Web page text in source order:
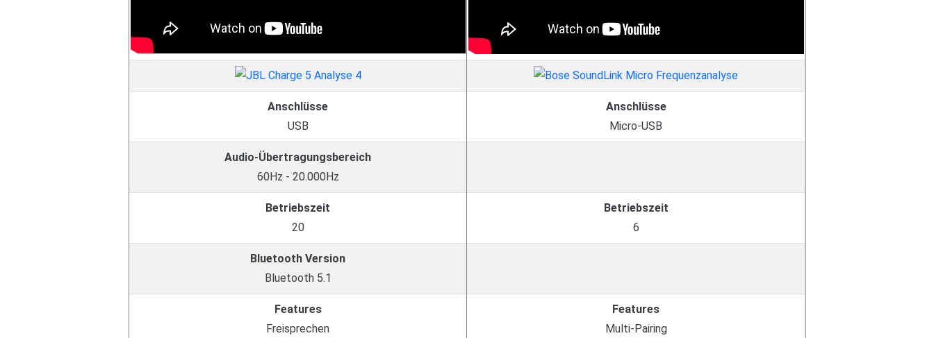
Anschlüsse
USB
Anschlüsse
Micro-USB
Audio-Übertragungsbereich
60Hz - 20.000Hz
Betriebszeit
20
Betriebszeit
6
Bluetooth Version
Bluetooth 5.1
Features
Freisprechen
Features
Multi-Pairing